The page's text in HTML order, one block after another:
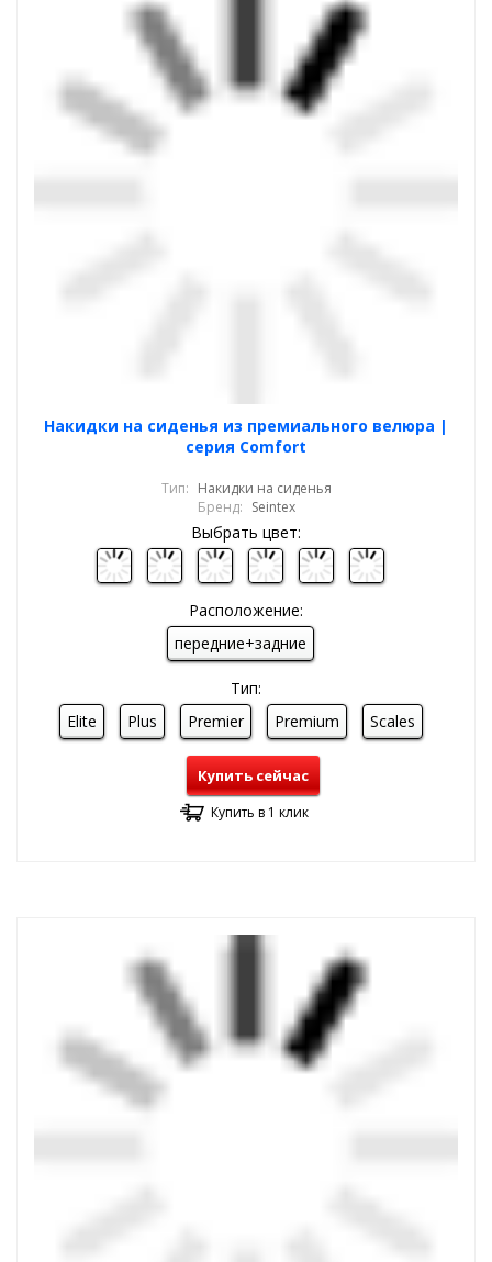
Накидки на сиденья из премиального велюра |
серия Comfort
Тип: Накидки на сиденья
Бренд: Seintex
Выбрать цвет:
Расположение:
передние+задние
Тип:
Elite
Plus Premier Premium Scales
Купить сейчас
Купить в 1 клик